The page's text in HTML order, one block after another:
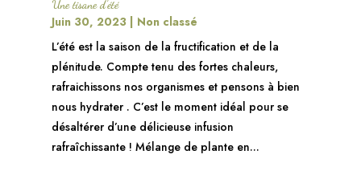
Une tisane d’été
Juin 30, 2023
Non classé
L’été est la saison de la fructification et de la
plénitude. Compte tenu des fortes chaleurs,
rafraichissons nos organismes et pensons à bien
nous hydrater . C’est le moment idéal pour se
désaltérer d’une délicieuse infusion
rafraîchissante ! Mélange de plante en...